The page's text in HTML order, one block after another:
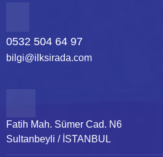
0532 504 64 97
bilgi@ilksirada.com
Fatih Mah. Sümer Cad. N6
Sultanbeyli / İSTANBUL